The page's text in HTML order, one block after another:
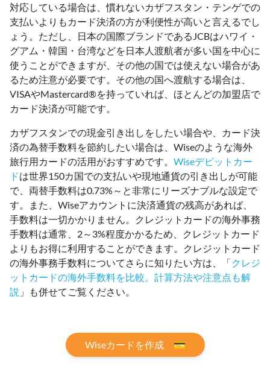
対応している場合は、慣れないカザフスタン・テンゲでの
支払いよりもカード決済の方が利便性が高いと言えるでし
ょう。ただし、日本の国際ブランドであるJCBはハワイ・
グアム・韓国・台湾などを日本人渡航者が多い国を中心に
使うことができますが、その他の国では使えない場合があ
るため注意が必要です。その他の国へ渡航する場合は、
VISAやMastercard®を持っていれば、ほとんどの加盟店で
カード決済が可能です。
カザフスタンでの現金引き出しをしたい場合や、カード決
済の為替手数料を節約したい場合は、Wiseのような海外
旅行用カードの活用がおすすめです。 Wiseデビットカー
ドは世界150カ国での支払いや現地通貨の引き出しが可能
で、両替手数料は0.73%～と非常にリーズナブルな設定で
す。また、Wiseアカウントに決済通貨の残高があれば、
手数料は一切かかりません。クレジットカードの海外事務
手数料は通常、2～3%程度かかるため、クレジットカード
よりもお得に利用することができます。クレジットカード
の海外事務手数料についてさらに知りたい方は、「クレジ
ットカードの海外手数料を比較。計算方法や注意点も解
説 」も併せてご覧ください。
Wiseカードを作成 💳